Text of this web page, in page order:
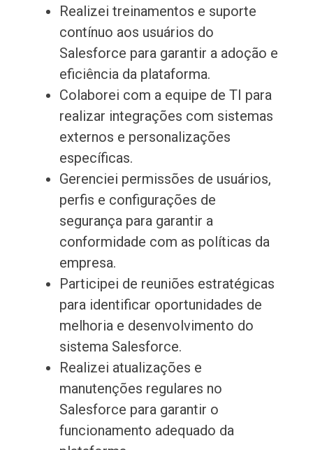
Realizei treinamentos e suporte
contínuo aos usuários do
Salesforce para garantir a adoção e
eficiência da plataforma.
Colaborei com a equipe de TI para
realizar integrações com sistemas
externos e personalizações
específicas.
Gerenciei permissões de usuários,
perfis e configurações de
segurança para garantir a
conformidade com as políticas da
empresa.
Participei de reuniões estratégicas
para identificar oportunidades de
melhoria e desenvolvimento do
sistema Salesforce.
Realizei atualizações e
manutenções regulares no
Salesforce para garantir o
funcionamento adequado da